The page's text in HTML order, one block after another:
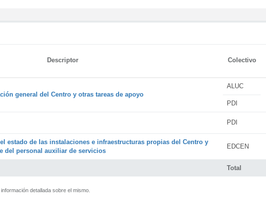
Descriptor Colectivo
Total
general del Centro y otras tareas de apoyo
ALUC
PDI
PDI
estado de las instalaciones e infraestructuras propias del Centro y
del personal auxiliar de servicios
EDCEN
detallada sobre el mismo.